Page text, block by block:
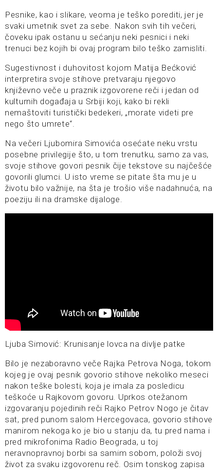
Pesnike, kao i slikare, veoma je teško porediti, jer je
svaki umetnik svet za sebe. Nakon svih tih večeri,
čoveku ipak ostanu u sećanju neki pesnici i neki
trenuci bez kojih bi ovaj program bilo teško zamisliti.
Sugestivnost i duhovitost kojom Matija Bećković
interpretira svoje stihove pretvaraju njegovo
književno veče u praznik izgovorene reči i jedan od
kulturnih događaja u Srbiji koji, kako bi rekli
nemaštoviti turistički bedekeri, „morate videti pre
nego što umrete“.
Na večeri Ljubomira Simovića osećate neku vrstu
posebne privilegije što, u tom trenutku, samo za vas,
svoje stihove govori pesnik čije tekstove su najčešće
govorili glumci. U isto vreme se pitate šta mu je u
životu bilo važnije, na šta je trošio više nadahnuća, na
poeziju ili na dramske dijaloge.
Ljuba Simović: Krunisanje lovca na divlje patke
Bilo je nezaboravno veče Rajka Petrova Noga, tokom
kojeg je ovaj pesnik govorio stihove nekoliko meseci
nakon teške bolesti, koja je imala za posledicu
teškoće u Rajkovom govoru. Uprkos otežanom
izgovaranju pojedinih reči Rajko Petrov Nogo je čitav
sat, pred punom salom Hercegovaca, govorio stihove
manirom nekoga ko je bio u stanju da, tu pred nama i
pred mikrofonima Radio Beograda, u toj
neravnopravnoj borbi sa samim sobom, položi svoj
život za svaku izgovorenu reč. Osim tonskog zapisa